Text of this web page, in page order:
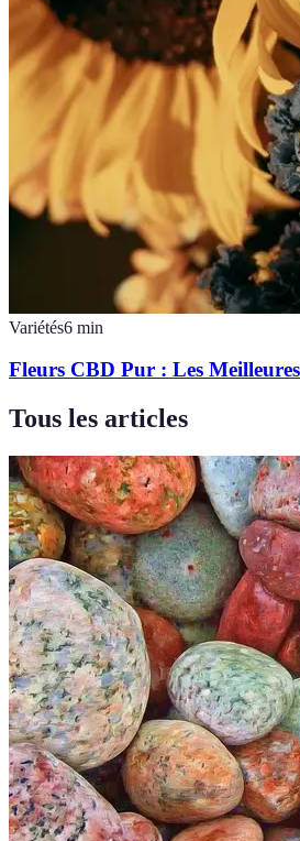
Variétés6 min
Fleurs CBD Pur : Les
Tous les articles